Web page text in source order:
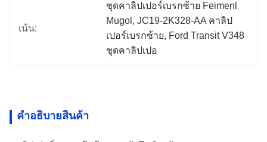
เน้น:
ชุดคาลิปเปอร์เบรกซ้าย Feimenl
Mugol, JC19-2K328-AA คาลิป
เปอร์เบรกซ้าย, Ford Transit V348
ชุดคาลิปเปอ
คําอธิบายสินค้า